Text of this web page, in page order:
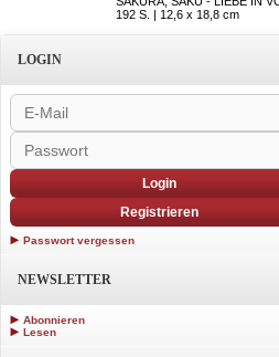
192 S. | 12,6 x 18,8 cm
LOGIN
Login
Registrieren
Passwort vergessen
NEWSLETTER
Abonnieren
Lesen